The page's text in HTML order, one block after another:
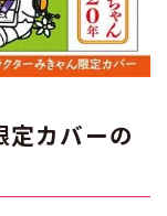
カバーの